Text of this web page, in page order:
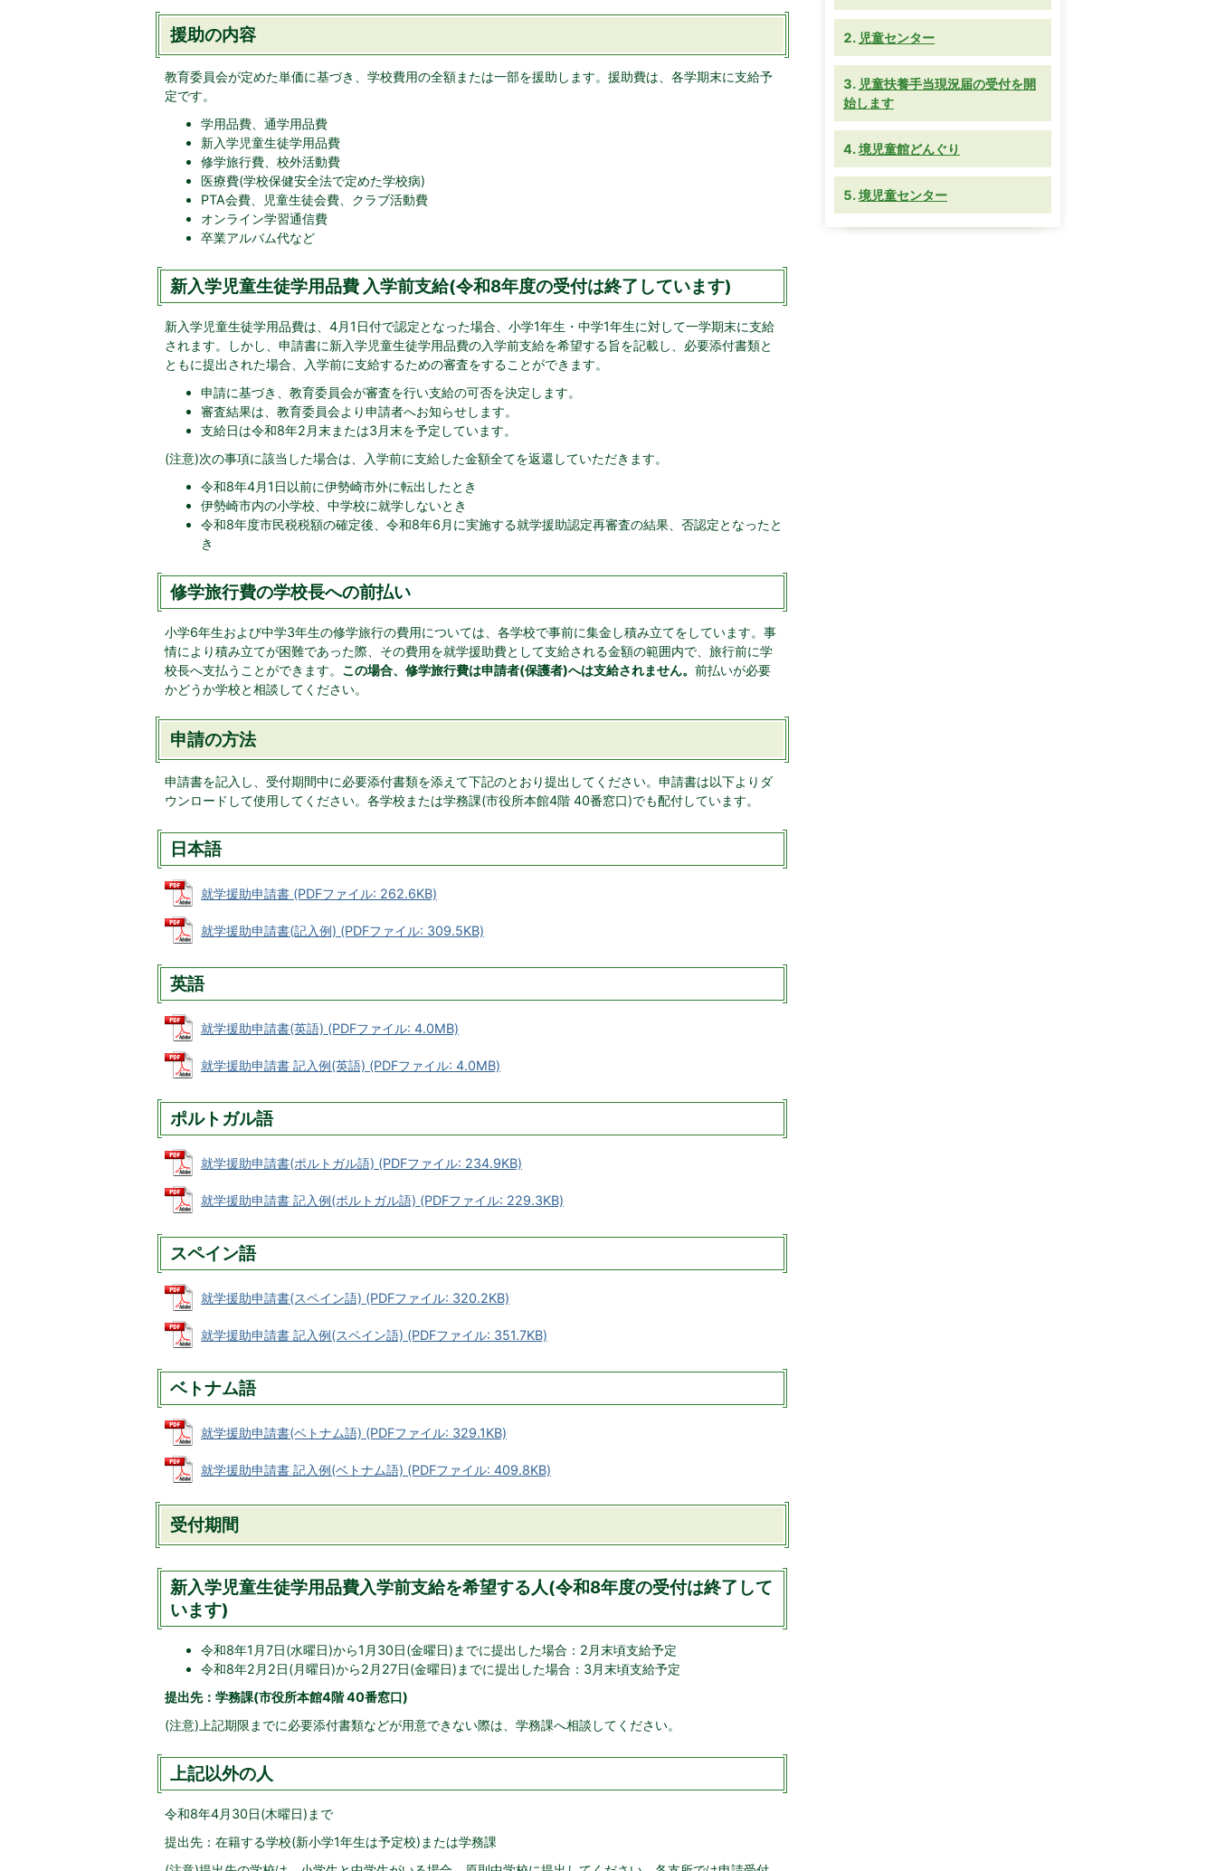
援助の内容
教育委員会が定めた単価に基づき、学校費用の全額または一部を援助します。援助費は、各学期末に支給予
定です。
学用品費、通学用品費
新入学児童生徒学用品費
修学旅行費、校外活動費
医療費(学校保健安全法で定めた学校病)
PTA会費、児童生徒会費、クラブ活動費
オンライン学習通信費
卒業アルバム代など
新入学児童生徒学用品費 入学前支給(令和8年度の受付は終了しています)
新入学児童生徒学用品費は、4月1日付で認定となった場合、小学1年生・中学1年生に対して一学期末に支給
されます。しかし、申請書に新入学児童生徒学用品費の入学前支給を希望する旨を記載し、必要添付書類と
ともに提出された場合、入学前に支給するための審査をすることができます。
申請に基づき、教育委員会が審査を行い支給の可否を決定します。
審査結果は、教育委員会より申請者へお知らせします。
支給日は令和8年2月末または3月末を予定しています。
(注意)次の事項に該当した場合は、入学前に支給した金額全てを返還していただきます。
令和8年4月1日以前に伊勢崎市外に転出したとき
伊勢崎市内の小学校、中学校に就学しないとき
令和8年度市民税税額の確定後、令和8年6月に実施する就学援助認定再審査の結果、否認定となったと
き
修学旅行費の学校長への前払い
小学6年生および中学3年生の修学旅行の費用については、各学校で事前に集金し積み立てをしています。事
情により積み立てが困難であった際、その費用を就学援助費として支給される金額の範囲内で、旅行前に学
校長へ支払うことができます。 この場合、修学旅行費は申請者(保護者)へは支給されません。 前払いが必要
かどうか学校と相談してください。
申請の方法
申請書を記入し、受付期間中に必要添付書類を添えて下記のとおり提出してください。申請書は以下よりダ
ウンロードして使用してください。各学校または学務課(市役所本館4階 40番窓口)でも配付しています。
日本語
就学援助申請書 (PDFファイル: 262.6KB)
就学援助申請書(記入例) (PDFファイル: 309.5KB)
英語
就学援助申請書(英語) (PDFファイル: 4.0MB)
就学援助申請書 記入例(英語) (PDFファイル: 4.0MB)
ポルトガル語
就学援助申請書(ポルトガル語) (PDFファイル: 234.9KB)
就学援助申請書 記入例(ポルトガル語) (PDFファイル: 229.3KB)
スペイン語
就学援助申請書(スペイン語) (PDFファイル: 320.2KB)
就学援助申請書 記入例(スペイン語) (PDFファイル: 351.7KB)
ベトナム語
就学援助申請書(ベトナム語) (PDFファイル: 329.1KB)
就学援助申請書 記入例(ベトナム語) (PDFファイル: 409.8KB)
受付期間
新入学児童生徒学用品費入学前支給を希望する人(令和8年度の受付は終了して
います)
令和8年1月7日(水曜日)から1月30日(金曜日)までに提出した場合：2月末頃支給予定
令和8年2月2日(月曜日)から2月27日(金曜日)までに提出した場合：3月末頃支給予定
提出先：学務課(市役所本館4階 40番窓口)
(注意)上記期限までに必要添付書類などが用意できない際は、学務課へ相談してください。
上記以外の人
令和8年4月30日(木曜日)まで
提出先：在籍する学校(新小学1年生は予定校)または学務課
児童センター
児童扶養手当現況届の受付を開
始します
境児童館どんぐり
境児童センター